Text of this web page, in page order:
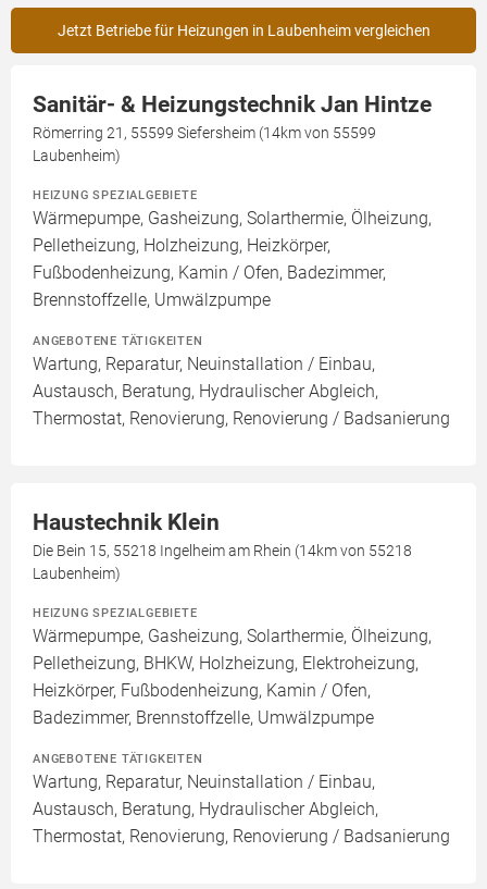
Jetzt Betriebe für Heizungen in Laubenheim vergleichen
Sanitär- & Heizungstechnik Jan Hintze
Römerring 21, 55599 Siefersheim (14km von 55599
Laubenheim)
HEIZUNG SPEZIALGEBIETE
Wärmepumpe, Gasheizung, Solarthermie, Ölheizung,
Pelletheizung, Holzheizung, Heizkörper,
Fußbodenheizung, Kamin / Ofen, Badezimmer,
Brennstoffzelle, Umwälzpumpe
ANGEBOTENE TÄTIGKEITEN
Wartung, Reparatur, Neuinstallation / Einbau,
Austausch, Beratung, Hydraulischer Abgleich,
Thermostat, Renovierung, Renovierung / Badsanierung
Haustechnik Klein
Die Bein 15, 55218 Ingelheim am Rhein (14km von 55218
Laubenheim)
HEIZUNG SPEZIALGEBIETE
Wärmepumpe, Gasheizung, Solarthermie, Ölheizung,
Pelletheizung, BHKW, Holzheizung, Elektroheizung,
Heizkörper, Fußbodenheizung, Kamin / Ofen,
Badezimmer, Brennstoffzelle, Umwälzpumpe
ANGEBOTENE TÄTIGKEITEN
Wartung, Reparatur, Neuinstallation / Einbau,
Austausch, Beratung, Hydraulischer Abgleich,
Thermostat, Renovierung, Renovierung / Badsanierung